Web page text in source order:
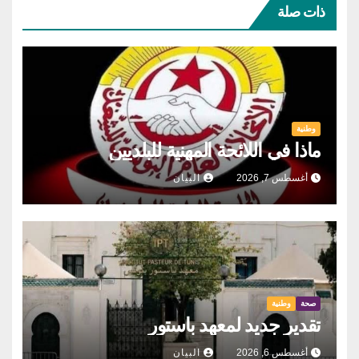
ذات صلة
وطنية
ماذا في اللائحة المهنية للبلديين
أغسطس 7, 2026 البيان
صحة وطنية
تقدير جديد لمعهد باستور
أغسطس 6, 2026 البيان